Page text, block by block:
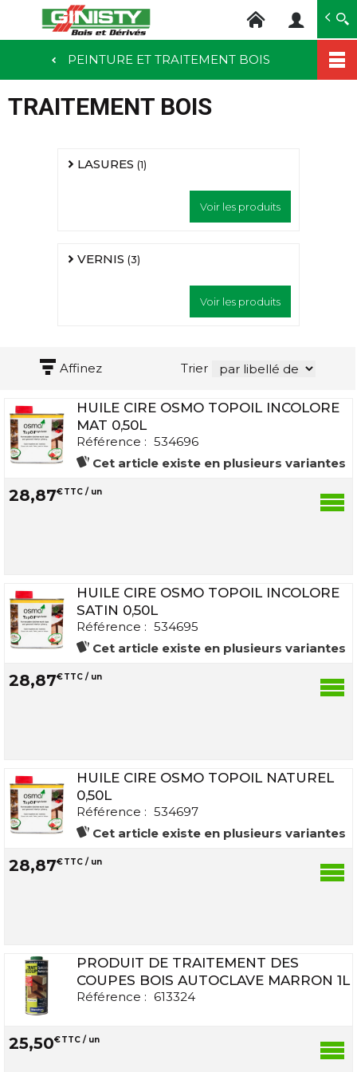
au
contenu
PEINTURE ET TRAITEMENT BOIS
TRAITEMENT BOIS
LASURES (1)
Voir les produits
VERNIS (3)
Voir les produits
Affinez Trier
HUILE CIRE OSMO TOPOIL INCOLORE
MAT 0,50L
Référence : 534696
Cet article existe en plusieurs variantes
28,87€TTC / un
HUILE CIRE OSMO TOPOIL INCOLORE
SATIN 0,50L
Référence : 534695
Cet article existe en plusieurs variantes
28,87€TTC / un
HUILE CIRE OSMO TOPOIL NATUREL
0,50L
Référence : 534697
Cet article existe en plusieurs variantes
28,87€TTC / un
PRODUIT DE TRAITEMENT DES
COUPES BOIS AUTOCLAVE MARRON 1L
Référence : 613324
25,50€TTC / un